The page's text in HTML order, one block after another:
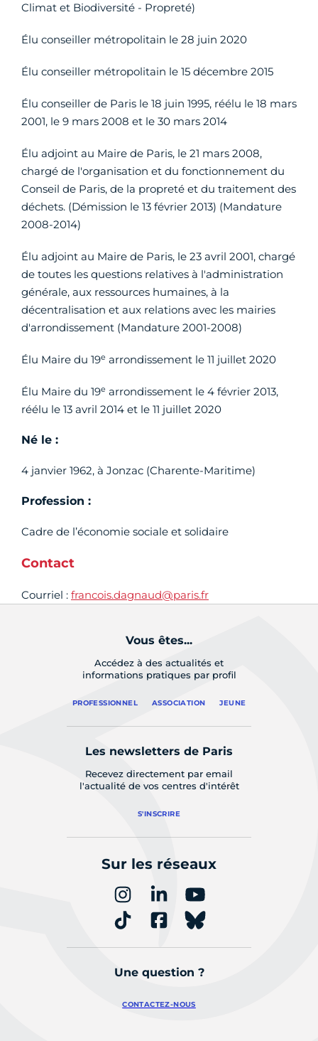
Climat et Biodiversité - Propreté)
Élu conseiller métropolitain le 28 juin 2020
Élu conseiller métropolitain le 15 décembre 2015
Élu conseiller de Paris le 18 juin 1995, réélu le 18 mars
2001, le 9 mars 2008 et le 30 mars 2014
Élu adjoint au Maire de Paris, le 21 mars 2008,
chargé de l'organisation et du fonctionnement du
Conseil de Paris, de la propreté et du traitement des
déchets. (Démission le 13 février 2013) (Mandature
2008-2014)
Élu adjoint au Maire de Paris, le 23 avril 2001, chargé
de toutes les questions relatives à l'administration
générale, aux ressources humaines, à la
décentralisation et aux relations avec les mairies
d'arrondissement (Mandature 2001-2008)
Élu Maire du 19e arrondissement le 11 juillet 2020
Élu Maire du 19e arrondissement le 4 février 2013,
réélu le 13 avril 2014 et le 11 juillet 2020
Né le :
4 janvier 1962, à Jonzac (Charente-Maritime)
Profession :
Cadre de l’économie sociale et solidaire
Contact
Courriel : francois.dagnaud@paris.fr
Vous êtes...
Accédez à des actualités et
informations pratiques par profil
PROFESSIONNEL ASSOCIATION JEUNE
Les newsletters de Paris
Recevez directement par email
l'actualité de vos centres d'intérêt
S'INSCRIRE
Sur les réseaux
Une question ?
CONTACTEZ-NOUS